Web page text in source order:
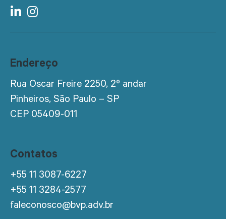
Endereço
Rua Oscar Freire 2250, 2º andar
Pinheiros, São Paulo – SP
CEP 05409-011
Contatos
+55 11 3087-6227
+55 11 3284-2577
faleconosco@bvp.adv.br